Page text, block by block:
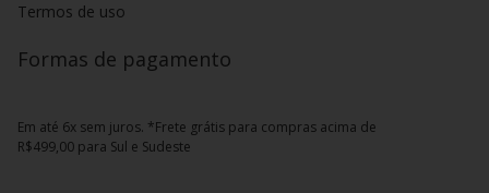
Termos de uso
Formas de pagamento
Em até 6x sem juros. *Frete grátis para compras acima de
R$499,00 para Sul e Sudeste